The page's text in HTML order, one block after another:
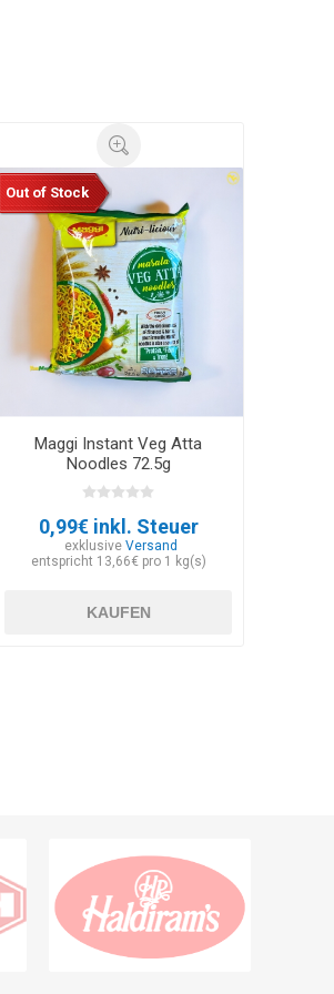
Out of Stock
Maggi Instant Veg Atta
Noodles 72.5g
0,99€ inkl. Steuer
exklusiveVersand
entspricht 13,66€ pro 1 kg(s)
KAUFEN